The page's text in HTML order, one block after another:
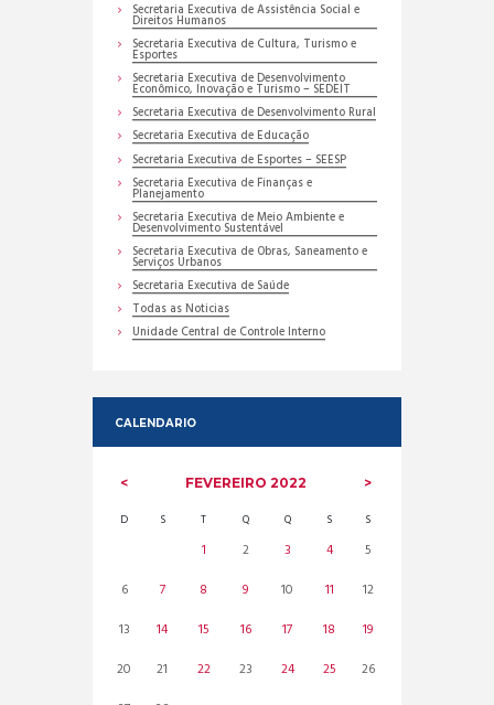
Secretaria Executiva de Assistência Social e
Direitos Humanos
Secretaria Executiva de Cultura, Turismo e
Esportes
Secretaria Executiva de Desenvolvimento
Econômico, Inovação e Turismo – SEDEIT
Secretaria Executiva de Desenvolvimento Rural
Secretaria Executiva de Educação
Secretaria Executiva de Esportes – SEESP
Secretaria Executiva de Finanças e
Planejamento
Secretaria Executiva de Meio Ambiente e
Desenvolvimento Sustentável
Secretaria Executiva de Obras, Saneamento e
Serviços Urbanos
Secretaria Executiva de Saúde
Todas as Noticias
Unidade Central de Controle Interno
CALENDARIO
FEVEREIRO2022
D S T Q Q S S
1 2 3 4
5
6
7 8 9 10 11
12
13
14 15 16 17 18
19
20
21 22 23 24 25
26